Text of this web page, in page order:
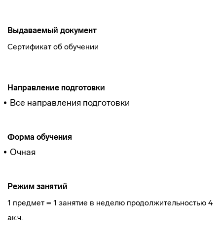
Выдаваемый документ
Сертификат об обучении
Направление подготовки
Все направления подготовки
Форма обучения
Очная
Режим занятий
1 предмет = 1 занятие в неделю продолжительностью 4
ак.ч.